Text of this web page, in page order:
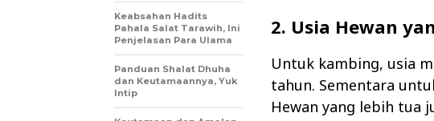
2. Usia Hewan
Untuk kambing, usia
tahun. Sementara
Hewan yang lebih tua
Keabsahan Hadits
Pahala Salat Tarawih, Ini
Penjelasan Para Ulama
Panduan Shalat Dhuha
dan Keutamaannya, Yuk
Intip